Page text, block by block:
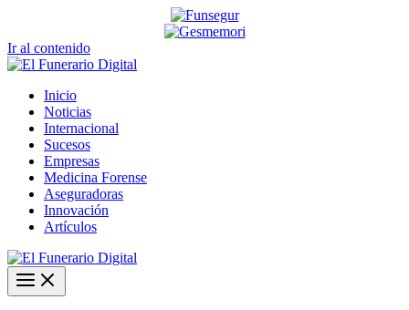
Ir al contenido
Inicio
Noticias
Internacional
Sucesos
Empresas
Medicina Forense
Aseguradoras
Innovación
Artículos